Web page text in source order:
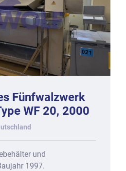
Fünfwalzwerk
WF 20, 2000
und
1997.